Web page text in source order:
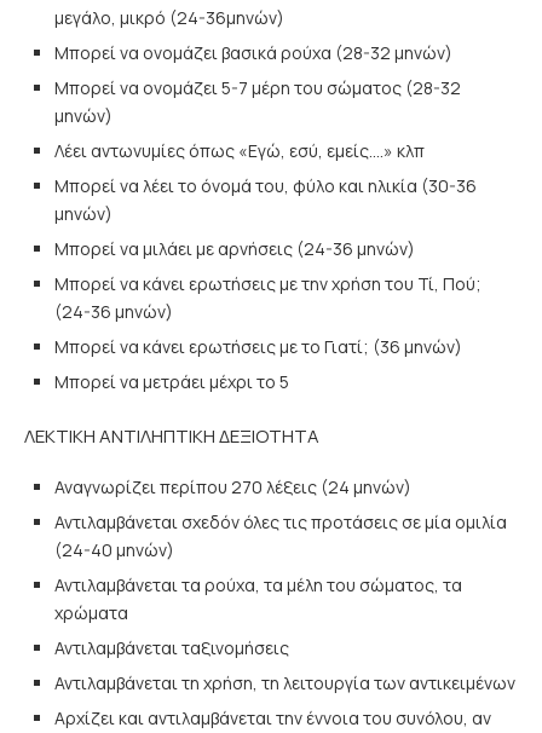
μεγάλο, μικρό (24-36μηνών)
Μπορεί να ονομάζει βασικά ρούχα (28-32 μηνών)
Μπορεί να ονομάζει 5-7 μέρη του σώματος (28-32
μηνών)
Λέει αντωνυμίες όπως «Εγώ, εσύ, εμείς….» κλπ
Μπορεί να λέει το όνομά του, φύλο και ηλικία (30-36
μηνών)
Μπορεί να μιλάει με αρνήσεις (24-36 μηνών)
Μπορεί να κάνει ερωτήσεις με την χρήση του Τί, Πού;
(24-36 μηνών)
Μπορεί να κάνει ερωτήσεις με το Γιατί; (36 μηνών)
Μπορεί να μετράει μέχρι το 5
ΛΕΚΤΙΚΗ ΑΝΤΙΛΗΠΤΙΚΗ ΔΕΞΙΟΤΗΤΑ
Αναγνωρίζει περίπου 270 λέξεις (24 μηνών)
Αντιλαμβάνεται σχεδόν όλες τις προτάσεις σε μία ομιλία
(24-40 μηνών)
Αντιλαμβάνεται τα ρούχα, τα μέλη του σώματος, τα
χρώματα
Αντιλαμβάνεται ταξινομήσεις
Αντιλαμβάνεται τη χρήση, τη λειτουργία των αντικειμένων
Αρχίζει και αντιλαμβάνεται την έννοια του συνόλου, αν